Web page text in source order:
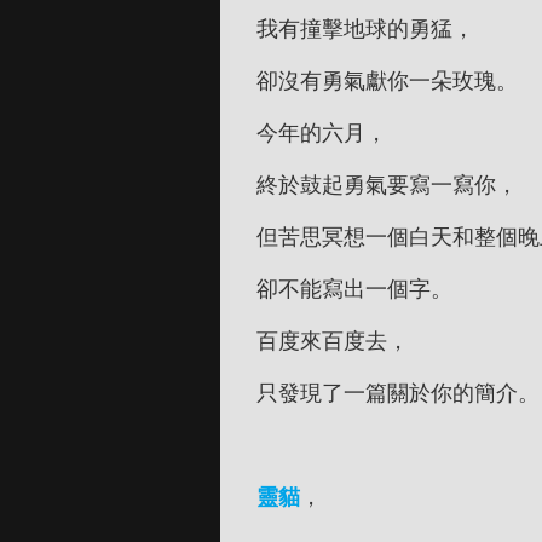
我有撞擊地球的勇猛，
卻沒有勇氣獻你一朵玫瑰。
今年的六月，
終於鼓起勇氣要寫一寫你，
但苦思冥想一個白天和整個
卻不能寫出一個字。
百度來百度去，
只發現了一篇關於你的簡介。
靈貓 ，